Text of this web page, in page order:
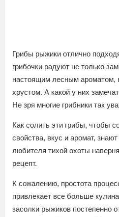
Грибы рыжики отлично
грибочки радуют не только
настоящим лесным ароматом,
хрустом. А какой у них
Не зря многие грибники так
Как солить эти грибы, чтобы
свойства, вкус и аромат,
любителя тихой охоты
рецепт.
К сожалению, простота
привлекает все больше
засолки рыжиков постепенно